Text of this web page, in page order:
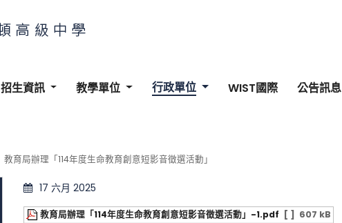
招生資訊 教學單位 行政單位 WIST國際 公告訊息
教育局辦理「114年度生命教育創意短影音徵選活動」
17 六月 2025
教育局辦理「114年度生命教育創意短影音徵選活動」-1.pdf [ ]
607 kB